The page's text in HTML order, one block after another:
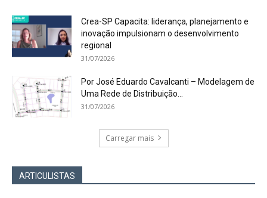
Crea-SP Capacita: liderança, planejamento e
inovação impulsionam o desenvolvimento
regional
31/07/2026
Por José Eduardo Cavalcanti – Modelagem de
Uma Rede de Distribuição...
31/07/2026
Carregar mais
ARTICULISTAS